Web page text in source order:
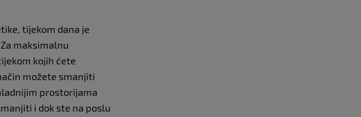
tijekom dana je
maksimalnu
kojih ćete
možete smanjiti
prostorijama
i dok ste na poslu